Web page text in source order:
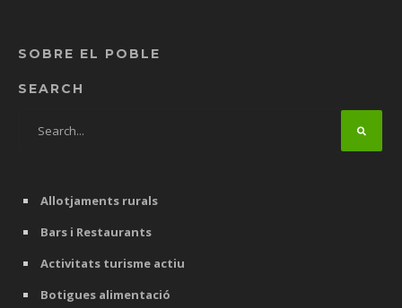
SOBRE EL POBLE
SEARCH
Allotjaments rurals
Bars i Restaurants
Activitats turisme actiu
Botigues alimentació